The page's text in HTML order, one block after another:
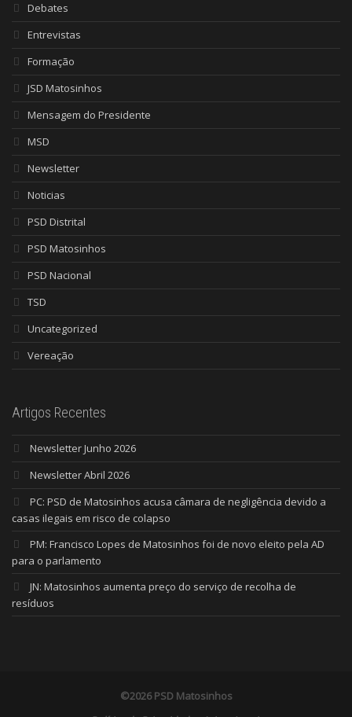
Debates
Entrevistas
Formação
JSD Matosinhos
Mensagem do Presidente
MSD
Newsletter
Noticias
PSD Distrital
PSD Matosinhos
PSD Nacional
TSD
Uncategorized
Vereação
Artigos Recentes
Newsletter Junho 2026
Newsletter Abril 2026
PC: PSD de Matosinhos acusa câmara de negligência devido a
casas ilegais em risco de colapso
PM: Francisco Lopes de Matosinhos foi de novo eleito pela AD
para o parlamento
JN: Matosinhos aumenta preço do serviço de recolha de
resíduos
©2026 PSD Matosinhos